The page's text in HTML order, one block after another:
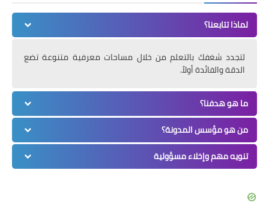
لماذا تتابعنا؟
لتجدد شغفك بالتعلم من خلال مساحات معرفية متنوعة تضع
الدقة والفائدة أولاً.
ما هو هدفنا؟
من هو مؤسس المدونة؟
تنويه مهم وإخلاء مسؤولية